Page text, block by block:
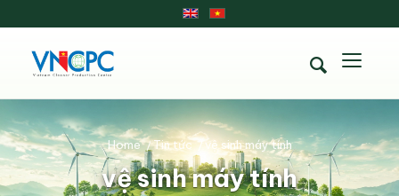
vệ sinh máy tính
Home /Tin tức /vệ sinh máy tính